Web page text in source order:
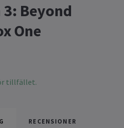
Beyond
One
tillfället.
RECENSIONER